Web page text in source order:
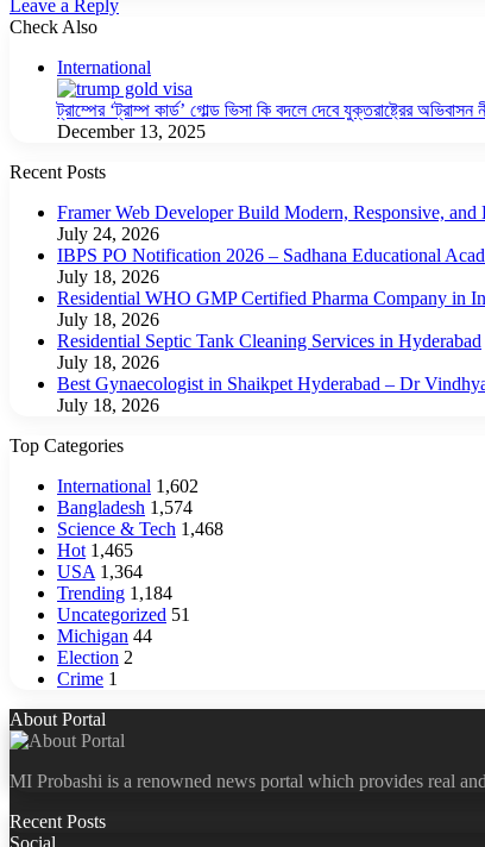
Leave a Reply
Check Also
International
ট্রাম্পের ‘ট্রাম্প কার্ড’ গোল্ড ভিসা কি বদলে দেবে যুক্তরাষ্ট্রের অভিবাসন
December 13, 2025
Recent Posts
Framer Web Developer Build Modern, Responsive, and
July 24, 2026
IBPS PO Notification 2026 – Sadhana Educational
July 18, 2026
Residential WHO GMP Certified Pharma Company in
July 18, 2026
Residential Septic Tank Cleaning Services in Hyderabad
July 18, 2026
Best Gynaecologist in Shaikpet Hyderabad – Dr
July 18, 2026
Top Categories
International 1,602
Bangladesh 1,574
Science & Tech 1,468
Hot 1,465
USA 1,364
Trending 1,184
Uncategorized 51
Michigan 44
Election 2
Crime 1
About Portal
MI Probashi is a renowned news portal which provides real
Recent Posts
Social